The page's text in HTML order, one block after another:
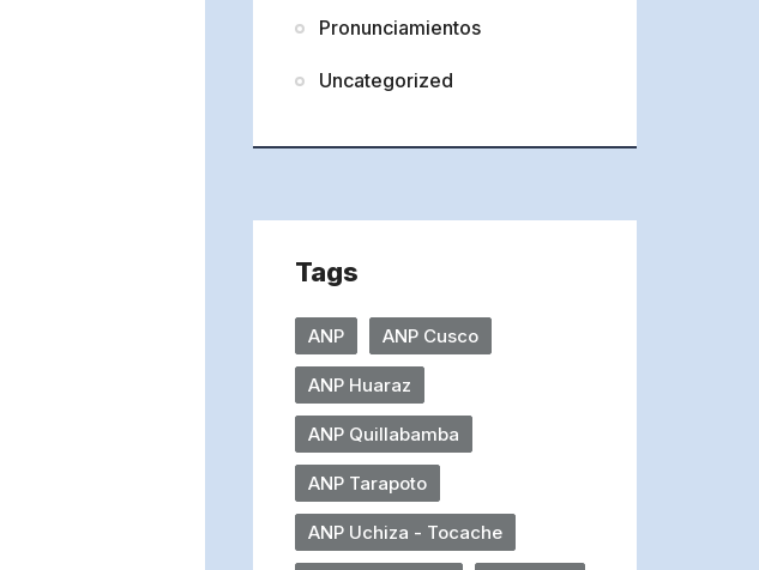
Pronunciamientos
Uncategorized
Tags
ANP ANP Cusco
ANP Huaraz
ANP Quillabamba
ANP Tarapoto
ANP Uchiza - Tocache